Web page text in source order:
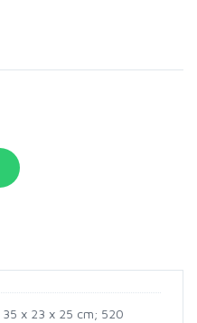
‎35 x 23 x 25 cm; 520